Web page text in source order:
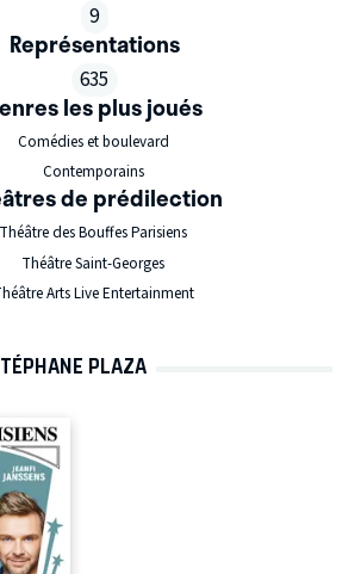
9
Représentations
635
les plus joués
Comédies et boulevard
Contemporains
de prédilection
Théâtre des Bouffes Parisiens
Théâtre Saint-Georges
Arts Live Entertainment
PLAZA